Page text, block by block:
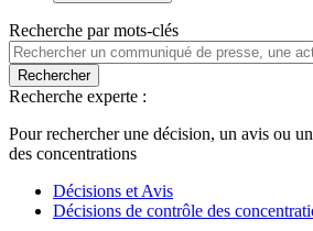
Recherche par mots-clés
Rechercher
Recherche experte :
Pour rechercher une décision, un avis ou
des concentrations
Décisions et Avis
Décisions de contrôle des